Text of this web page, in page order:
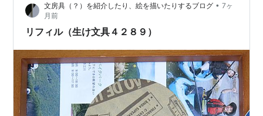
ッと効いた濃い味のスープも抜群👍 ついでにチャーシュ
ーもGood👍…
文房具（？）を紹介したり、絵を描いたりするブログ • 7ヶ
月前
リフィル（生け文具４２８９）